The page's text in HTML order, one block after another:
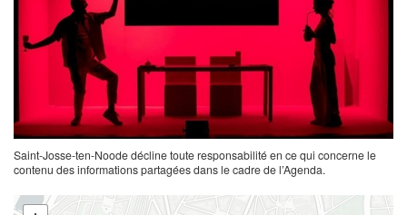
Saint-Josse-ten-Noode décline toute responsabilité en ce qui concerne le
contenu des informations partagées dans le cadre de l’Agenda.